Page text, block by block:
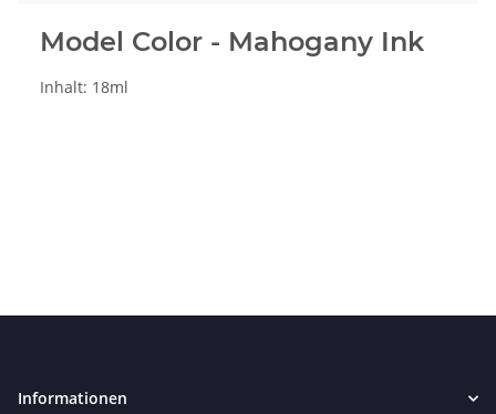
Model Color - Mahogany Ink
Inhalt: 18ml
Informationen